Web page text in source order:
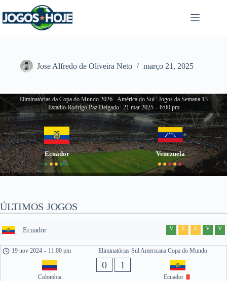
para
o
Jose Alfredo de Oliveira Neto março 21, 2025
Eliminatórias da Copa do Mundo 2026 - América do Sul Jogos da Semana 13
Estadio Rodrigo Paz Delgado
21 mar 2025 - 6:00 pm
Ecuador Venezuela
ÚLTIMOS JOGOS
Ecuador V E E V V
Eliminatórias Sul Americana Copa do Mundo
19 nov 2024 - 11:00 pm
Colombia
0 1
Ecuador